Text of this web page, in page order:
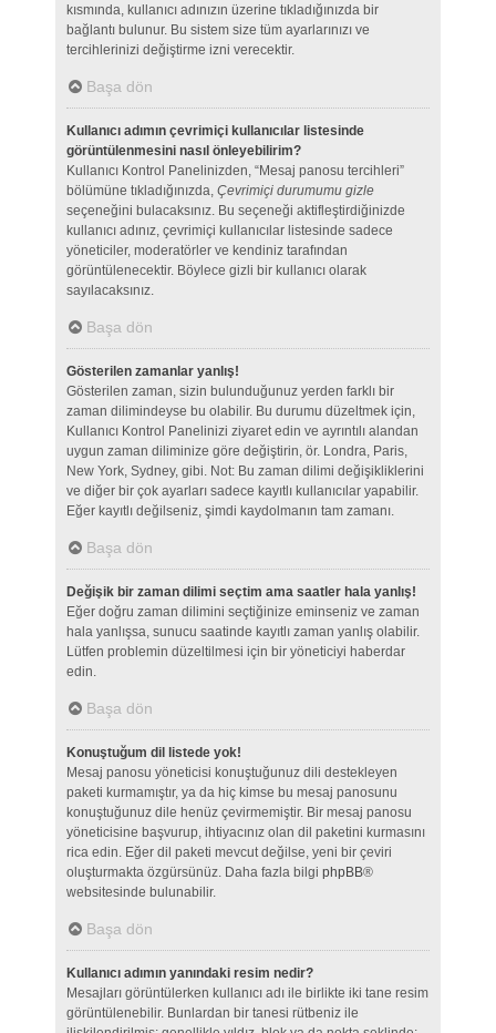
kısmında, kullanıcı adınızın üzerine tıkladığınızda bir
bağlantı bulunur. Bu sistem size tüm ayarlarınızı ve
tercihlerinizi değiştirme izni verecektir.
Başa dön
Kullanıcı adımın çevrimiçi kullanıcılar listesinde
görüntülenmesini nasıl önleyebilirim?
Kullanıcı Kontrol Panelinizden, “Mesaj panosu tercihleri”
bölümüne tıkladığınızda, Çevrimiçi durumumu gizle
seçeneğini bulacaksınız. Bu seçeneği aktifleştirdiğinizde
kullanıcı adınız, çevrimiçi kullanıcılar listesinde sadece
yöneticiler, moderatörler ve kendiniz tarafından
görüntülenecektir. Böylece gizli bir kullanıcı olarak
sayılacaksınız.
Başa dön
Gösterilen zamanlar yanlış!
Gösterilen zaman, sizin bulunduğunuz yerden farklı bir
zaman dilimindeyse bu olabilir. Bu durumu düzeltmek için,
Kullanıcı Kontrol Panelinizi ziyaret edin ve ayrıntılı alandan
uygun zaman diliminize göre değiştirin, ör. Londra, Paris,
New York, Sydney, gibi. Not: Bu zaman dilimi değişikliklerini
ve diğer bir çok ayarları sadece kayıtlı kullanıcılar yapabilir.
Eğer kayıtlı değilseniz, şimdi kaydolmanın tam zamanı.
Başa dön
Değişik bir zaman dilimi seçtim ama saatler hala yanlış!
Eğer doğru zaman dilimini seçtiğinize eminseniz ve zaman
hala yanlışsa, sunucu saatinde kayıtlı zaman yanlış olabilir.
Lütfen problemin düzeltilmesi için bir yöneticiyi haberdar
edin.
Başa dön
Konuştuğum dil listede yok!
Mesaj panosu yöneticisi konuştuğunuz dili destekleyen
paketi kurmamıştır, ya da hiç kimse bu mesaj panosunu
konuştuğunuz dile henüz çevirmemiştir. Bir mesaj panosu
yöneticisine başvurup, ihtiyacınız olan dil paketini kurmasını
rica edin. Eğer dil paketi mevcut değilse, yeni bir çeviri
oluşturmakta özgürsünüz. Daha fazla bilgi phpBB®
websitesinde bulunabilir.
Başa dön
Kullanıcı adımın yanındaki resim nedir?
Mesajları görüntülerken kullanıcı adı ile birlikte iki tane resim
görüntülenebilir. Bunlardan bir tanesi rütbeniz ile